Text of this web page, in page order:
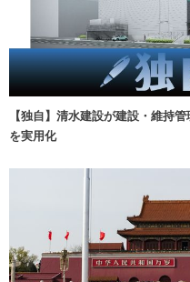
【独自】清水建設が建設・維持
を実用化